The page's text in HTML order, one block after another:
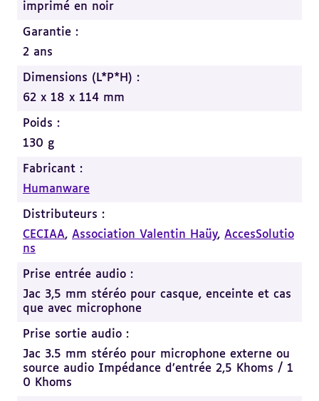
imprimé en noir
Garantie :
2 ans
Dimensions (L*P*H) :
62 x 18 x 114 mm
Poids :
130 g
Fabricant :
Humanware
Distributeurs :
CECIAA, Association Valentin Haüy, AccesSolutio
ns
Prise entrée audio :
Jac 3,5 mm stéréo pour casque, enceinte et cas
que avec microphone
Prise sortie audio :
Jac 3.5 mm stéréo pour microphone externe ou
source audio Impédance d’entrée 2,5 Khoms / 1
0 Khoms